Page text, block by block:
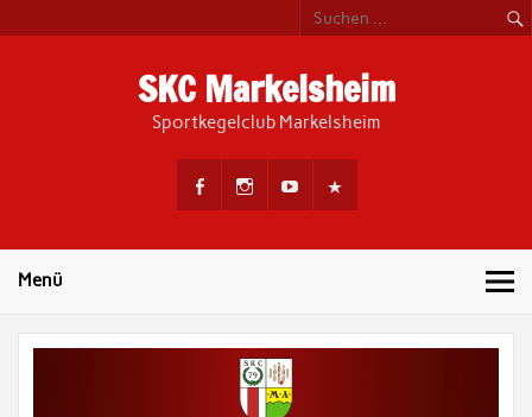
content
SKC Markelsheim
Sportkegelclub Markelsheim
Menü